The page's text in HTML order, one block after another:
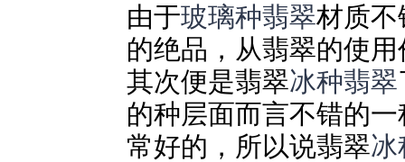
由于玻璃种翡翠材质不
的绝品，从翡翠的使
其次便是翡翠冰种翡翠
的种层面而言不错的
常好的，所以说翡翠冰